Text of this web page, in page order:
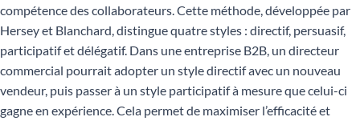
compétence des collaborateurs. Cette méthode, développée par
Hersey et Blanchard, distingue quatre styles : directif, persuasif,
participatif et délégatif. Dans une entreprise B2B, un directeur
commercial pourrait adopter un style directif avec un nouveau
vendeur, puis passer à un style participatif à mesure que celui-ci
gagne en expérience. Cela permet de maximiser l’efficacité et